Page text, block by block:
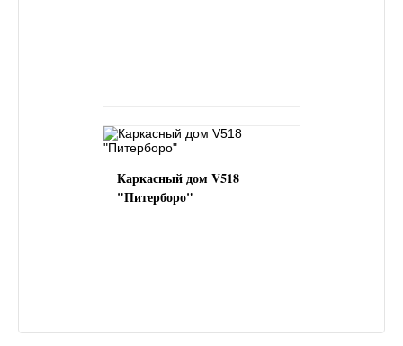
Каркасный дом V518
"Питерборо"